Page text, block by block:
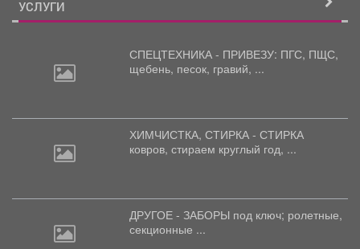
УСЛУГИ
СПЕЦТЕХНИКА - ПРИВЕЗУ: ПГС, ПЩС,
щебень, песок, гравий, ...
ХИМЧИСТКА, СТИРКА - СТИРКА
ковров, стираем круглый год, ...
ДРУГОЕ - ЗАБОРЫ под ключ; ролетные,
секционные ...